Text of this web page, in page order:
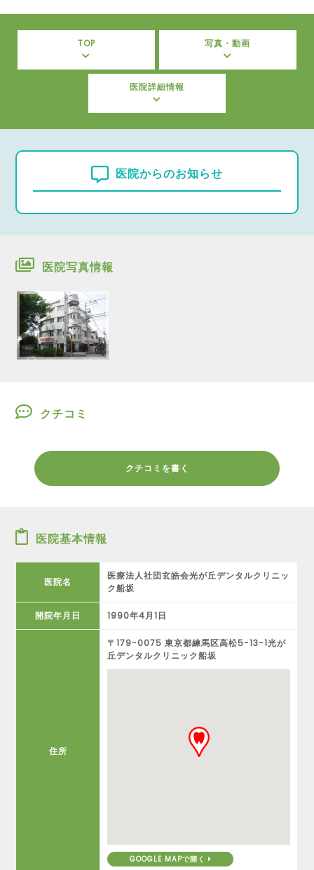
TOP 写真・動画
医院詳細情報
医院からのお知らせ
医院写真情報
クチコミ
クチコミを書く
医院基本情報
医院名
医療法人社団玄皓会光が丘デンタルクリニッ
ク船坂
開院年月日 1990年4月1日
住所
〒179-0075 東京都練馬区高松5-13-1光が
丘デンタルクリニック船坂
GOOGLE MAPで開く